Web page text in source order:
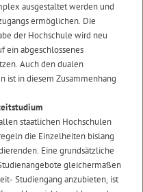
ausgestaltet werden und
ermöglichen. Die
der Hochschule wird neu
ein abgeschlossenes
Auch den dualen
ist in diesem Zusammenhang
staatlichen Hochschulen
die Einzelheiten bislang
Eine grundsätzliche
gleichermaßen
Studiengang anzubieten, ist